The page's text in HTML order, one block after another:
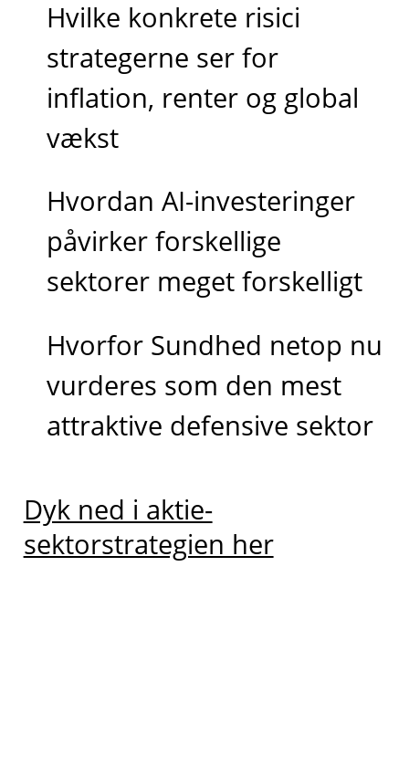
Hvilke konkrete risici
strategerne ser for
inflation, renter og global
vækst
Hvordan AI-investeringer
påvirker forskellige
sektorer meget forskelligt
Hvorfor Sundhed netop nu
vurderes som den mest
attraktive defensive sektor
Dyk ned i aktie-
sektorstrategien her